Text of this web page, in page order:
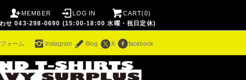
MEMBER LOG IN
CART(0)
わせ 043-298-0690 (15:00-18:00 水曜・祝日定休)
ォーム Instagram Blog X facebook